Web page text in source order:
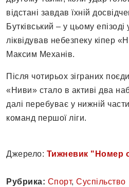
відстані завдав їхній
Бутківський – у цьому
ліквідував небезпеку кіпер
Максим Механів.
Після чотирьох зіграних
«Ниви» стало в активі два
далі перебуває у нижній
команд першої ліги.
Джерело: Тижневик "Номер
Рубрика: Спорт, Суспільство